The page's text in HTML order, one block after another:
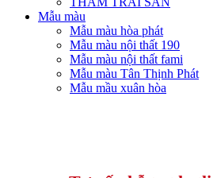
Mẫu màu
Mẫu màu hòa phát
Mẫu màu nội thất 190
Mẫu màu nội thất fami
Mẫu màu Tân Thịnh Phát
Mẫu mầu xuân hòa